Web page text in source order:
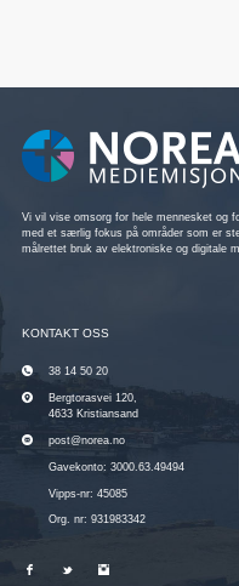
Vi vil vise omsorg for hele mennesket og
med et særlig fokus på områder som er
målrettet bruk av elektroniske og digitale
KONTAKT OSS
38 14 50 20
Bergtorasvei 120,
4633 Kristiansand
post@norea.no
Gavekonto: 3000.63.49494
Vipps-nr: 45085
Org. nr: 931983342